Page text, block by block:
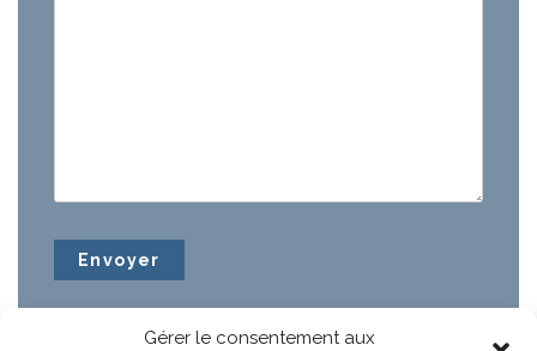
Gérer le consentement aux